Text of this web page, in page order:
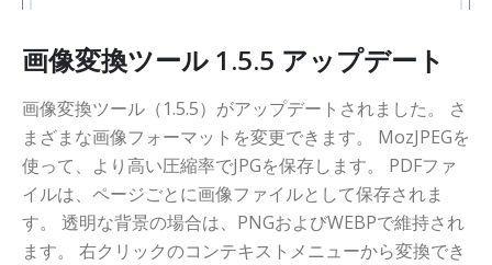
画像変換ツール 1.5.5 アップデート
画像変換ツール（1.5.5）がアップデートされました。 さ
まざまな画像フォーマットを変更できます。 MozJPEGを
使って、より高い圧縮率でJPGを保存します。 PDFファ
イルは、ページごとに画像ファイルとして保存されま
す。 透明な背景の場合は、PNGおよびWEBPで維持され
ます。 右クリックのコンテキストメニューから変換でき